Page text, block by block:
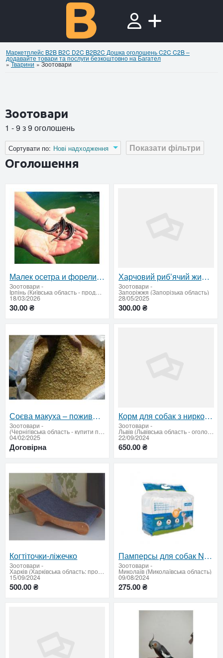
Маркетплейс B2B B2C D2C B2B2C Дошка оголошень C2C C2B –
додавайте товари та послуги безкоштовно на Багател
»Тварини »Зоотовари
Зоотовари
1 - 9 з 9 оголошень
Показати фільтри
Сортувати по: Нові надходження
Оголошення
Малек осетра и форели купить Киевская область цена от 30 грн
Зоотовари -
Ірпінь (Київська область - продати купити)
18/03/2026
30.00 ₴
Харчовий риб’ячий жир вищого ґатунку — натуральна добавка для здоров’я тварин
Зоотовари -
Запоріжжя (Запорізька область)
28/05/2025
300.00 ₴
Соєва макуха – поживна добавка для тварин
Зоотовари -
(Чернігівська область - купити продати)
04/02/2025
Договірна
Корм для собак з нирковою недостатністю Royal Canin
Зоотовари -
Львів (Львівська область - оголошення)
22/09/2024
650.00 ₴
Когтіточки-ліжечко
Зоотовари -
Харків (Харківська область: продати купити)
15/09/2024
500.00 ₴
Памперсы для собак Nobleza размера ХХL вес 10-15 кг.
Зоотовари -
Миколаїв (Миколаївська область)
09/08/2024
275.00 ₴